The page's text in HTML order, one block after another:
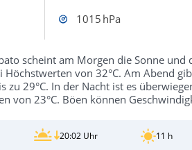
1015 hPa
scheint am Morgen die Sonne und
Höchstwerten von 32°C. Am Abend
zu 29°C. In der Nacht ist es
von 23°C. Böen können
20:02 Uhr 11 h